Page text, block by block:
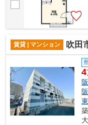
賃貸 | マンション 吹田
4